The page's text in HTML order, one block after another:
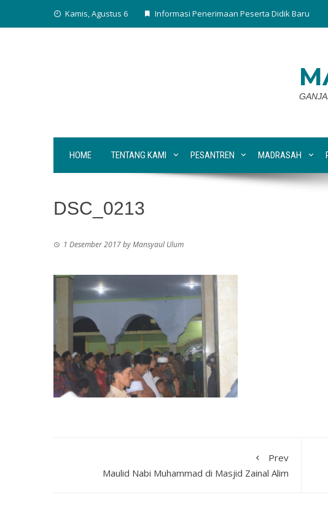
Kamis, Agustus 6 Informasi Penerimaan Peserta Didik Baru
HOME TENTANG KAMI PESANTREN MADRASAH
DSC_0213
1 Desember 2017byMansyaul Ulum
Prev
Maulid Nabi Muhammad di Masjid Zainal Alim